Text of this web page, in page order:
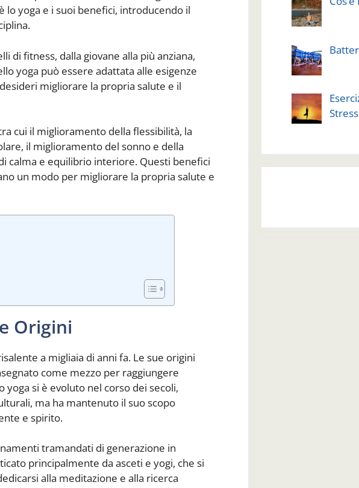
lo yoga e i suoi benefici, introducendo il
di fitness, dalla giovane alla più anziana,
yoga può essere adattata alle esigenze
migliorare la propria salute e il
cui il miglioramento della flessibilità, la
il miglioramento del sonno e della
calma e equilibrio interiore. Questi benefici
un modo per migliorare la propria salute e
Origini
a migliaia di anni fa. Le sue origini
come mezzo per raggiungere
yoga si è evoluto nel corso dei secoli,
ma ha mantenuto il suo scopo
e spirito.
tramandati di generazione in
principalmente da asceti e yogi, che si
alla meditazione e alla ricerca
Stress